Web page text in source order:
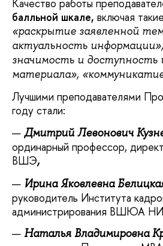
Качество работы
балльной шкале, включая
«раскрытие заявленной
актуальность
значимость и доступность
материала»,
Лучшими преподавателями
году стали:
Дмитрий Левонович
ординарный профессор,
ВШЭ,
Ирина Яковлевна
руководитель Института
администрирования ВШЮА
Наталья Владимировна